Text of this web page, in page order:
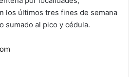
los últimos tres fines de semana
sumado al pico y cédula.